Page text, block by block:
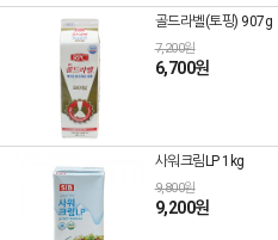
골드라벨(토핑) 907g
7,200원
6,700원
사워크림LP 1kg
9,800원
9,200원